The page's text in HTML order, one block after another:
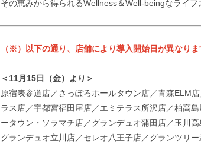
その恵みから得られるWellness＆Well-beingなライフ
（※）以下の通り、店舗により導入開始日が異なりま
＜11月15日（金）より＞
原宿表参道店／さっぽろポールタウン店／青森ELM
ラス店／宇都宮福田屋店／エミテラス所沢店／柏高島
ータウン・ソラマチ店／グランデュオ蒲田店／玉川
グランデュオ立川店／セレオ八王子店／グランツリ